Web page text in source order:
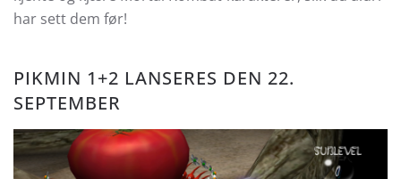
har sett dem før!
PIKMIN 1+2 LANSERES DEN 22.
SEPTEMBER